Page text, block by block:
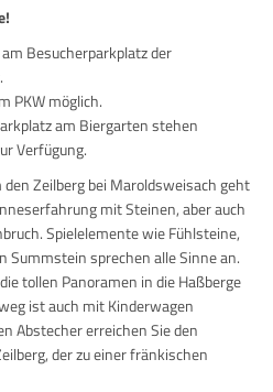
Besucherparkplatz der
PKW möglich.
am Biergarten stehen
Verfügung.
Zeilberg bei Maroldsweisach geht
mit Steinen, aber auch
Spielelemente wie Fühlsteine,
Summstein sprechen alle Sinne an.
tollen Panoramen in die Haßberge
ist auch mit Kinderwagen
Abstecher erreichen Sie den
der zu einer fränkischen